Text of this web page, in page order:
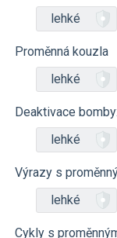
lehké
Proměnná kouzla
lehké
Deaktivace
lehké
Výrazy s
lehké
Cykly s